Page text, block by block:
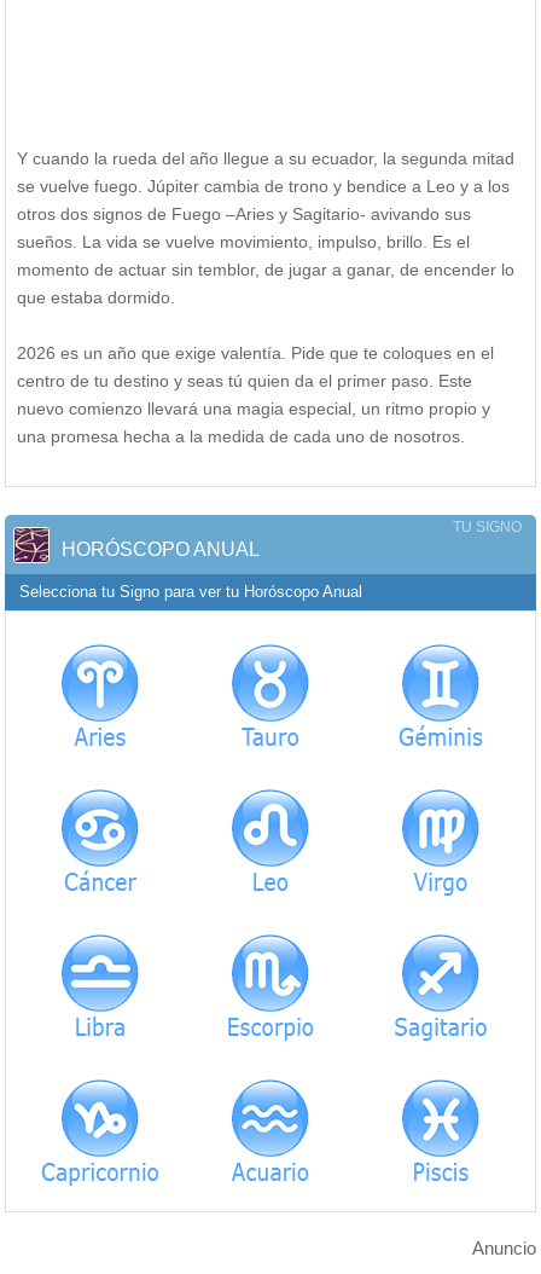
Y cuando la rueda del año llegue a su ecuador, la segunda mitad
se vuelve fuego. Júpiter cambia de trono y bendice a Leo y a los
otros dos signos de Fuego –Aries y Sagitario- avivando sus
sueños. La vida se vuelve movimiento, impulso, brillo. Es el
momento de actuar sin temblor, de jugar a ganar, de encender lo
que estaba dormido.
2026 es un año que exige valentía. Pide que te coloques en el
centro de tu destino y seas tú quien da el primer paso. Este
nuevo comienzo llevará una magia especial, un ritmo propio y
una promesa hecha a la medida de cada uno de nosotros.
TU SIGNO
HORÓSCOPO ANUAL
Selecciona tu Signo para ver tu Horóscopo Anual
Anuncio